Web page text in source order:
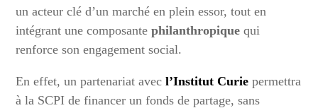
un acteur clé d’un marché en plein essor, tout en
intégrant une composantephilanthropique qui
renforce son engagement social.
En effet, un partenariat avecl’Institut Curie permettra
à la SCPI de financer un fonds de partage, sans